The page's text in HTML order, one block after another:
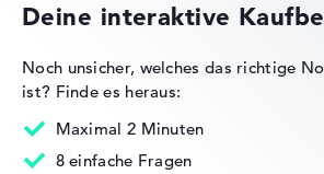
Deine interaktive
Noch unsicher, welches das richtige
ist? Finde es heraus:
Maximal 2 Minuten
8 einfache Fragen